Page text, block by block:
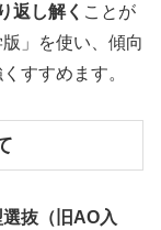
返し解く ことが
」を使い、傾向
すすめます。
抜（旧AO入